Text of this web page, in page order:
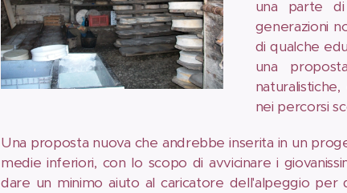
una parte
generazioni
di qualche
una
nei percorsi
Una proposta nuova che andrebbe inserita in un
medie inferiori, con lo scopo di avvicinare i
dare un minimo aiuto al caricatore dell'alpeggio